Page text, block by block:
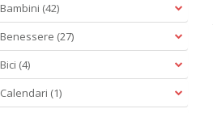
Bambini (42)
Benessere (27)
Bici (4)
Calendari (1)